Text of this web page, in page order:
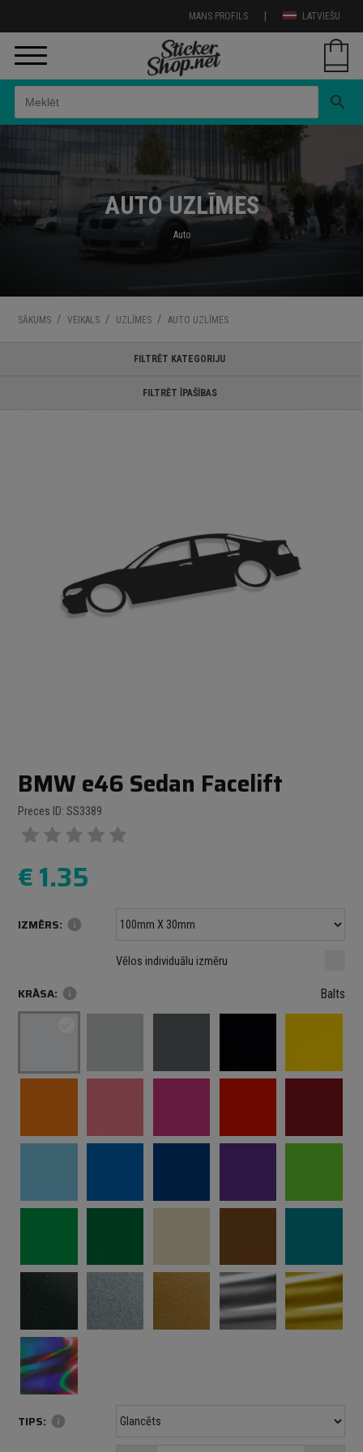
LATVIEŠU
|
MANS PROFILS
search
AUTO UZLĪMES
Auto
SĀKUMS / VEIKALS / UZLĪMES / AUTO UZLĪMES
FILTRĒT KATEGORIJU
FILTRĒT ĪPAŠĪBAS
BMW e46 Sedan Facelift
Preces ID: SS3389
€1.35
IZMĒRS: info
mm mm
Maksimālais izmērs: 1000 mm
Vēlos individuālu izmēru
KRĀSA: info Balts
TIPS: info